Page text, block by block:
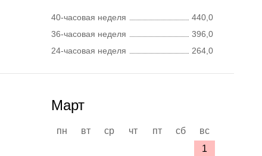
40-часовая неделя
440,0
36-часовая неделя
396,0
24-часовая неделя
264,0
Март
пн вт ср чт пт сб
вс
1